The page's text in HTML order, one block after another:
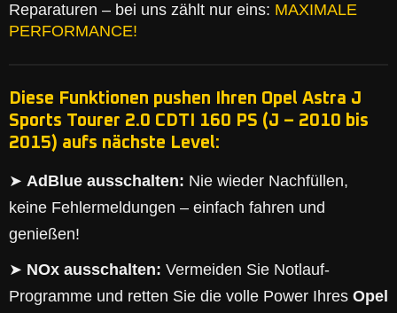
Reparaturen – bei uns zählt nur eins: MAXIMALE
PERFORMANCE!
Diese Funktionen pushen Ihren Opel Astra J
Sports Tourer 2.0 CDTI 160 PS (J – 2010 bis
2015) aufs nächste Level:
➤ AdBlue ausschalten: Nie wieder Nachfüllen,
keine Fehlermeldungen – einfach fahren und
genießen!
➤ NOx ausschalten: Vermeiden Sie Notlauf-
Programme und retten Sie die volle Power Ihres Opel